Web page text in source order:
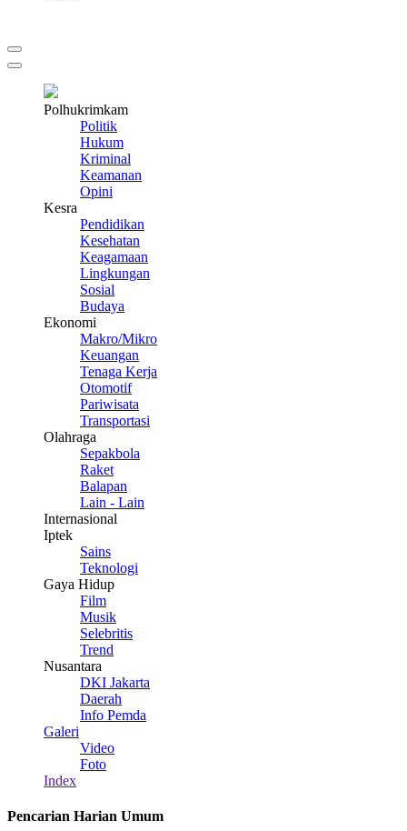
Polhukrimkam
Politik
Hukum
Kriminal
Keamanan
Opini
Kesra
Pendidikan
Kesehatan
Keagamaan
Lingkungan
Sosial
Budaya
Ekonomi
Makro/Mikro
Keuangan
Tenaga Kerja
Otomotif
Pariwisata
Transportasi
Olahraga
Sepakbola
Raket
Balapan
Lain - Lain
Internasional
Iptek
Sains
Teknologi
Gaya Hidup
Film
Musik
Selebritis
Trend
Nusantara
DKI Jakarta
Daerah
Info Pemda
Galeri
Video
Foto
Index
Pencarian Harian Umum